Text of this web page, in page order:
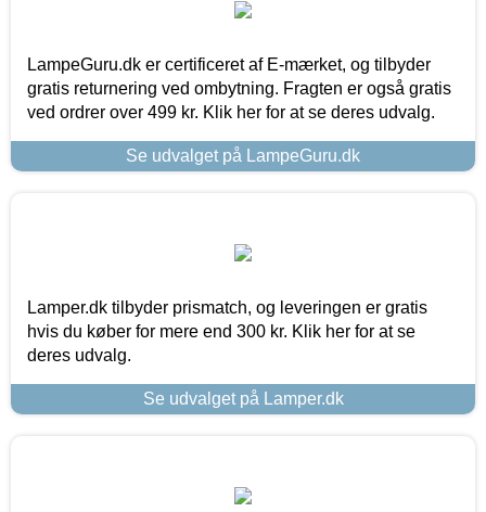
LampeGuru.dk er certificeret af E-mærket, og tilbyder
gratis returnering ved ombytning. Fragten er også gratis
ved ordrer over 499 kr. Klik her for at se deres udvalg.
Se udvalget på LampeGuru.dk
Lamper.dk tilbyder prismatch, og leveringen er gratis
hvis du køber for mere end 300 kr. Klik her for at se
deres udvalg.
Se udvalget på Lamper.dk